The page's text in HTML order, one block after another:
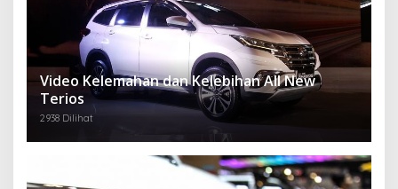
Video Kelemahan dan Kelebihan All New
Terios
2938 Dilihat